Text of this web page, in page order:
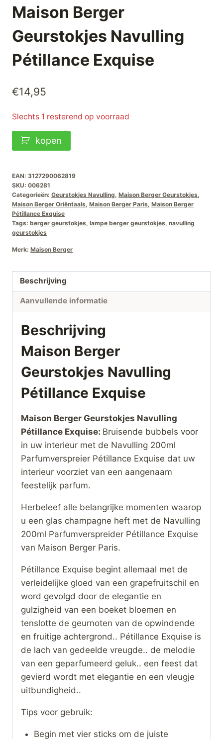
Maison Berger
Geurstokjes Navulling
Pétillance Exquise
€14,95
Slechts 1 resterend op voorraad
Maison
Berger
Navulling
Pétillance
Exquise
aantal
kopen
EAN: 3127290062819
SKU: 006281
Categorieën: Geurstokjes Navulling, Maison Berger Geurstokjes,
Maison Berger Oriëntaals, Maison Berger Paris, Maison Berger
Pétillance Exquise
Tags: berger geurstokjes, lampe berger geurstokjes, navulling
geurstokjes
Merk: Maison Berger
Beschrijving
Aanvullende informatie
Beschrijving
Maison Berger
Geurstokjes Navulling
Pétillance Exquise
Maison Berger Geurstokjes Navulling
Pétillance Exquise: Bruisende bubbels voor
in uw interieur met de Navulling 200ml
Parfumverspreier Pétillance Exquise dat uw
interieur voorziet van een aangenaam
feestelijk parfum.
Herbeleef alle belangrijke momenten waarop
u een glas champagne heft met de Navulling
200ml Parfumverspreider Pétillance Exquise
van Maison Berger Paris.
Pétillance Exquise begint allemaal met de
verleidelijke gloed van een grapefruitschil en
word gevolgd door de elegantie en
gulzigheid van een boeket bloemen en
tenslotte de geurnoten van de opwindende
en fruitige achtergrond.. Pétillance Exquise is
de lach van gedeelde vreugde.. de melodie
van een geparfumeerd geluk.. een feest dat
gevierd wordt met elegantie en een vleugje
uitbundigheid..
Tips voor gebruik:
Begin met vier sticks om de juiste